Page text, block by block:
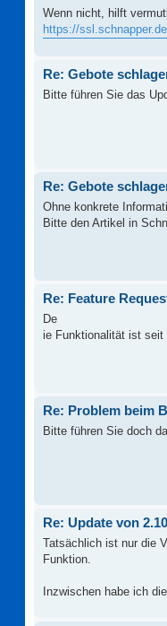
Wenn nicht, hilft
https://
Re: Gebote
Bitte führen Sie das
Re: Gebote
Ohne konkrete
Bitte den Artikel in
Re: Feature
De
ie Funktionalität ist seit
Re: Problem beim
Bitte führen Sie doch
Re: Update von
Tatsächlich ist nur die
Funktion.
Inzwischen habe ich